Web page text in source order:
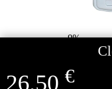
- 9%
Lampe à
26,50 €